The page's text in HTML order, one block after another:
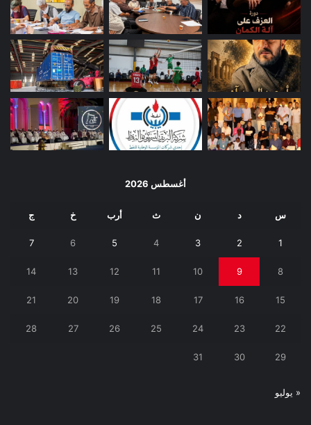
أغسطس 2026
س د ن ث أرب خ ج
1
2
3
4
5
6
7
8
9
10
11
12
13
14
15
16
17
18
19
20
21
22
23
24
25
26
27
28
29
30
31
« يوليو